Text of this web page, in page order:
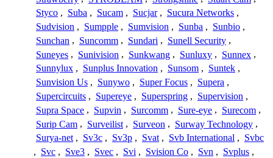
Styco , Suba , Sucam , Sucjar , Sucura Networks ,
Sudvision , Sumpple , Sumvision , Sunba , Sunbio ,
Sunchan , Suncomm , Sundari , Sunell Security ,
Suneyes , Sunivision , Sunkwang , Sunluxy , Sunnex ,
Sunnylux , Sunplus Innovation , Sunsom , Suntek ,
Sunvision Us , Sunywo , Super Focus , Supera ,
Supercircuits , Supereye , Superspring , Supervision ,
Supra Space , Supvin , Surcomm , Sure-eye , Surecom ,
Surip Cam , Surveilist , Surveon , Surway Technology ,
Surya-net , Sv3c , Sv3p , Svat , Svb International , Svbc
, Svc , Sve3 , Svec , Svi , Svision Co , Svn , Svplus ,